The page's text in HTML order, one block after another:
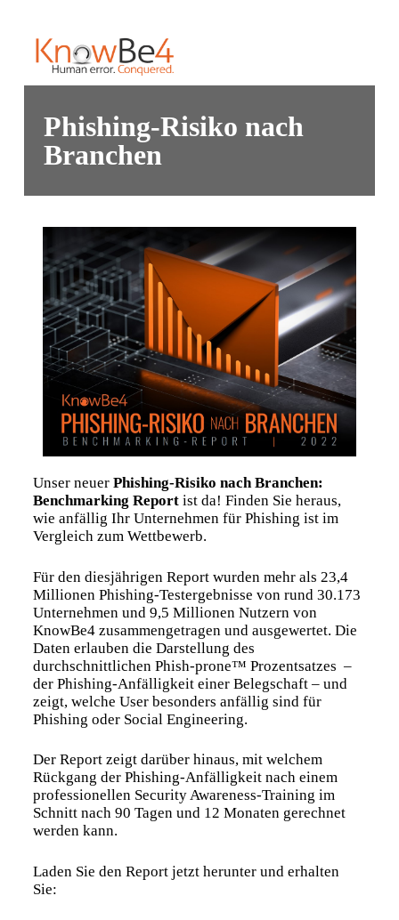
Phishing-Risiko nach
Branchen
Unser neuer Phishing-Risiko nach Branchen:
Benchmarking Reportist da! Finden Sie heraus,
wie anfällig Ihr Unternehmen für Phishing ist im
Vergleich zum Wettbewerb.
Für den diesjährigen Report wurden mehr als 23,4
Millionen Phishing-Testergebnisse von rund 30.173
Unternehmen und 9,5 Millionen Nutzern von
KnowBe4 zusammengetragen und ausgewertet. Die
Daten erlauben die Darstellung des
durchschnittlichen Phish-prone™ Prozentsatzes –
der Phishing-Anfälligkeit einer Belegschaft – und
zeigt, welche User besonders anfällig sind für
Phishing oder Social Engineering.
Der Report zeigt darüber hinaus, mit welchem
Rückgang der Phishing-Anfälligkeit nach einem
professionellen Security Awareness-Training im
Schnitt nach 90 Tagen und 12 Monaten gerechnet
werden kann.
Laden Sie den Report jetzt herunter und erhalten
Sie: